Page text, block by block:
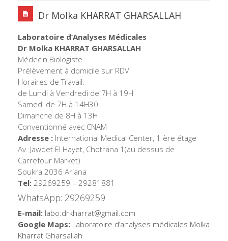
Dr Molka KHARRAT GHARSALLAH
Laboratoire d’Analyses Médicales
Dr Molka KHARRAT GHARSALLAH
Médecin Biologiste
Prélèvement à domicile sur RDV
Horaires de Travail:
de Lundi à Vendredi de 7H à 19H
Samedi de 7H à 14H30
Dimanche de 8H à 13H
Conventionné avec CNAM
Adresse : International Medical Center, 1 ère étage
Av. Jawdet El Hayet, Chotrana 1(au dessus de
Carrefour Market)
Soukra 2036 Ariana
Tel: 29269259 – 29281881
WhatsApp: 29269259
E-mail: labo.drkharrat@gmail. com
Google Maps: Laboratoire d’analyses médicales Molka
Kharrat Gharsallah